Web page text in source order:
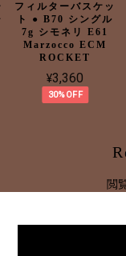
フィルターバスケッ
ト ● B70 シングル
7g シモネリ E61
Marzocco ECM
ROCKET
¥3,360
30%OFF
閲